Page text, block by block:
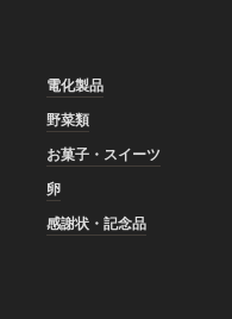
電化製品
野菜類
お菓子・スイーツ
卵
感謝状・記念品